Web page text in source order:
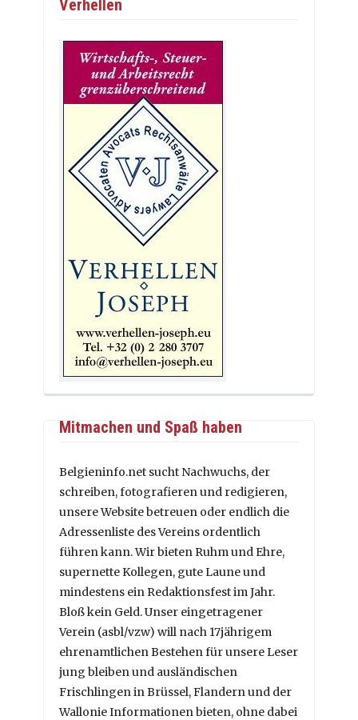
Verhellen
Mitmachen und Spaß haben
Belgieninfo.net sucht Nachwuchs, der
schreiben, fotografieren und redigieren,
unsere Website betreuen oder endlich die
Adressenliste des Vereins ordentlich
führen kann. Wir bieten Ruhm und Ehre,
supernette Kollegen, gute Laune und
mindestens ein Redaktionsfest im Jahr.
Bloß kein Geld. Unser eingetragener
Verein (asbl/vzw) will nach 17jährigem
ehrenamtlichen Bestehen für unsere Leser
jung bleiben und ausländischen
Frischlingen in Brüssel, Flandern und der
Wallonie Informationen bieten, ohne dabei